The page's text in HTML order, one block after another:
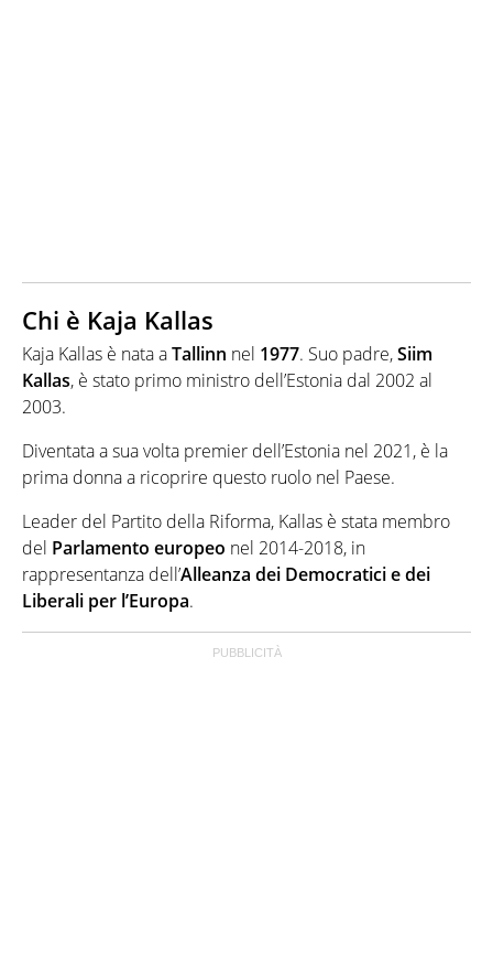
Chi è Kaja Kallas
Kaja Kallas è nata aTallinn nel 1977. Suo padre,Siim
Kallas, è stato primo ministro dell’Estonia dal 2002 al
2003.
Diventata a sua volta premier dell’Estonia nel 2021, è la
prima donna a ricoprire questo ruolo nel Paese.
Leader del Partito della Riforma, Kallas è stata membro
del Parlamento europeo nel 2014-2018, in
rappresentanza dell’Alleanza dei Democratici e dei
Liberali per l’Europa.